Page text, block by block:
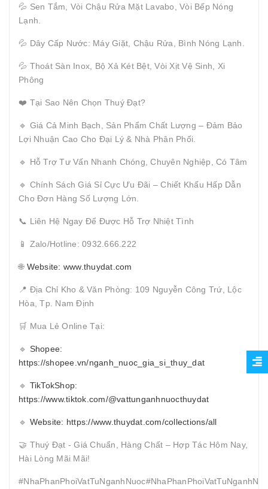
💦 Sen Tắm, Vòi Chậu Rửa Mặt Lavabo, Vòi Bếp Nóng
Lạnh.
💦 Dây Cấp Nước: Máy Giặt, Chậu Rửa, Bình Nóng Lạnh.
💦 Thoát Sàn Inox, Bộ Xả Két Bệt, Vòi Xịt Vệ Sinh, Xi
Phông
❤️ Tại Sao Nên Chọn Thuý Đạt?
🔹 Giá Cả Minh Bạch, Sản Phẩm Chất Lượng – Đảm Bảo
Lợi Nhuận Cao Cho Đại Lý & Nhà Phân Phối.
🔹 Hỗ Trợ Tư Vấn Nhanh Chóng, Chuyên Nghiệp, Có Tâm
🔹 Chính Sách Giá Sỉ Cực Ưu Đãi – Chiết Khấu Hấp Dẫn
Cho Đơn Hàng Số Lượng Lớn.
📞 Liên Hệ Ngay Để Được Hỗ Trợ Nhiệt Tình
📱 Zalo/Hotline: 0932.666.222
🌐 Website: www.thuydat.com
📍 Địa Chỉ Kho & Văn Phòng: 109 Nguyễn Công Trứ, Lộc
Hòa, Tp. Nam Định
🛒 Mua Lẻ Online Tại:
🔹 Shopee:
https://shopee.vn/nganh_nuoc_gia_si_thuy_dat
🔹 TikTokShop:
https://www.tiktok.com/@vattunganhnuocthuydat
🔹 Website: https://www.thuydat.com/collections/all
🤝 Thuý Đạt - Giá Chuẩn, Hàng Chất – Hợp Tác Hôm Nay,
Hài Lòng Mãi Mãi!